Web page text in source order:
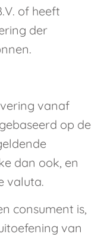
of heeft
der
vanaf
op de
dan ook, en
valuta.
consument is,
van